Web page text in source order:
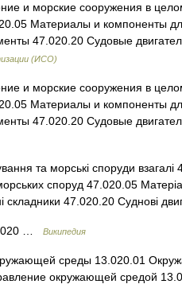
и морские сооружения в
Материалы и компоненты
47.020.20 Судовые
(ИСО)
и морские сооружения в
Материалы и компоненты
47.020.20 Судовые
та морські споруди
споруд 47.020.05
складники 47.020.20 Суднові
020 … Википедия
среды 13.020.01
окружающей средой